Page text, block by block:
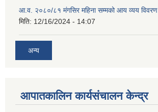
आ.व. २०८०/८१ मंगसिर महिना सम्मको आय व्यय विवरण
मिति: 12/16/2024 - 14:07
अन्य
आपातकालिन कार्यसंचालन केन्द्र